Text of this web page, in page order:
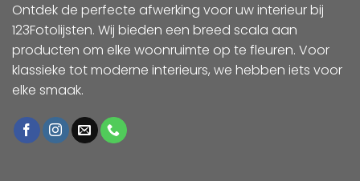
Ontdek de perfecte afwerking voor uw interieur bij
123Fotolijsten. Wij bieden een breed scala aan
producten om elke woonruimte op te fleuren. Voor
klassieke tot moderne interieurs, we hebben iets voor
elke smaak.